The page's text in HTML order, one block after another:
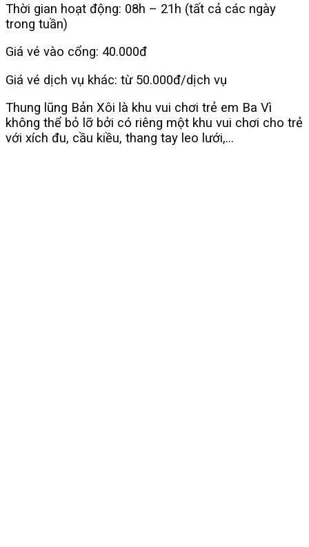
Thời gian hoạt động: 08h – 21h (tất cả các ngày
trong tuần)
Giá vé vào cổng: 40.000đ
Giá vé dịch vụ khác: từ 50.000đ/dịch vụ
Thung lũng Bản Xôi là khu vui chơi trẻ em Ba Vì
không thể bỏ lỡ bởi có riêng một khu vui chơi cho trẻ
với xích đu, cầu kiều, thang tay leo lưới,…